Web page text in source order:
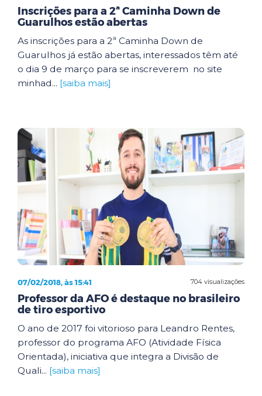
Inscrições para a 2ª Caminha Down de
Guarulhos estão abertas
As inscrições para a 2ª Caminha Down de
Guarulhos já estão abertas, interessados têm até
o dia 9 de março para se inscreverem no site
minhad... [saiba mais]
704 visualizações
07/02/2018, às 15:41
Professor da AFO é destaque no brasileiro
de tiro esportivo
O ano de 2017 foi vitorioso para Leandro Rentes,
professor do programa AFO (Atividade Física
Orientada), iniciativa que integra a Divisão de
Quali... [saiba mais]